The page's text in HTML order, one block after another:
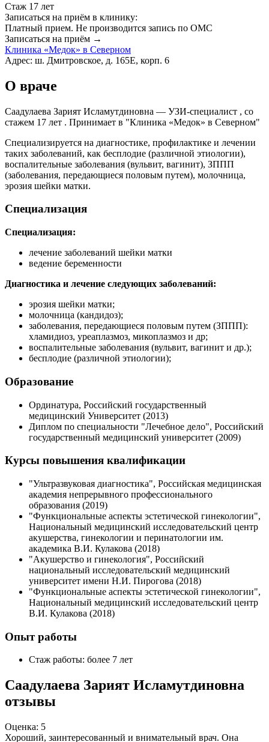
Стаж 17 лет
Записаться на приём в клинику:
Платный прием. Не производится запись по ОМС
Записаться на приём →
Клиника «Медок» в Северном
Адрес: ш. Дмитровское, д. 165Е, корп. 6
О враче
Саадулаева Зарият Исламутдиновна — УЗИ-специалист , со
стажем 17 лет . Принимает в "Клиника «Медок» в Северном"
Специализируется на диагностике, профилактике и лечении
таких заболеваний, как бесплодие (различной этиологии),
воспалительные заболевания (вульвит, вагинит), ЗППП
(заболевания, передающиеся половым путем), молочница,
эрозия шейки матки.
Специализация
Специализация:
лечение заболеваний шейки матки
ведение беременности
Диагностика и лечение следующих заболеваний:
эрозия шейки матки;
молочница (кандидоз);
заболевания, передающиеся половым путем (ЗППП):
хламидиоз, уреаплазмоз, микоплазмоз и др;
воспалительные заболевания (вульвит, вагинит и др.);
бесплодие (различной этиологии);
Образование
Ординатура, Российский государственный
медицинский Университет (2013)
Диплом по специальности "Лечебное дело", Российский
государственный медицинский университет (2009)
Курсы повышения квалификации
"Ультразвуковая диагностика", Российская медицинская
академия непрерывного профессионального
образования (2019)
"Функциональные аспекты эстетической гинекологии",
Национальный медицинский исследовательский центр
акушерства, гинекологии и перинатологии им.
академика В.И. Кулакова (2018)
"Акушерство и гинекология", Российский
национальный исследовательский медицинский
университет имени Н.И. Пирогова (2018)
"Функциональные аспекты эстетической гинекологии",
Национальный медицинский исследовательский центр
В.И. Кулакова (2018)
Опыт работы
Стаж работы: более 7 лет
Саадулаева Зарият Исламутдиновна
отзывы
Оценка: 5
Хороший, заинтересованный и внимательный врач. Она